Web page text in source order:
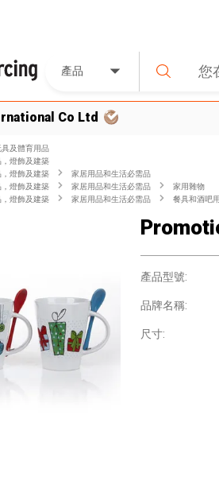
產品
Co Ltd
及體育用品
燈飾及建築
燈飾及建築
家居用品和生活必需品
燈飾及建築 家居用品和生活必需品
家用雜物
燈飾及建築 家居用品和生活必需品 餐具和酒吧
產品型號:
品牌名稱:
尺寸: